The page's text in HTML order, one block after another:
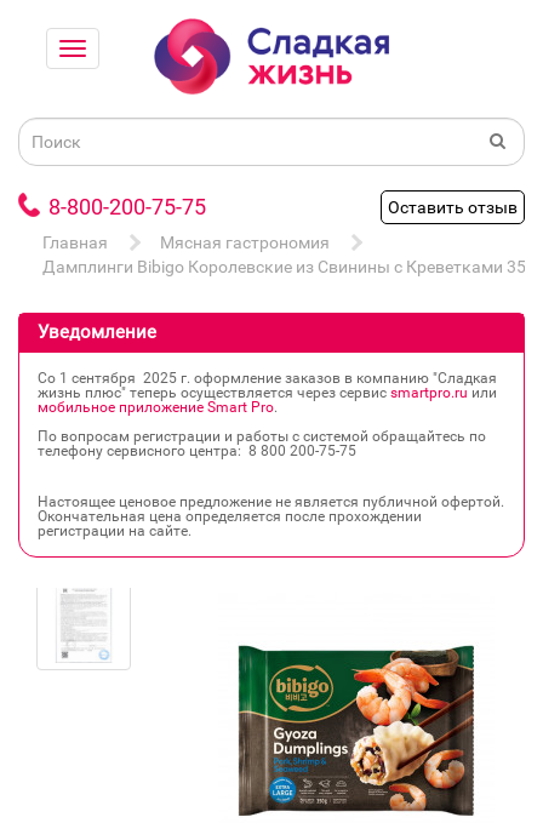
8-800-200-75-75
Оставить отзыв
Главная
Мясная гастрономия
Дамплинги Bibigo Королевские из Свинины с Креветками 350г
Уведомление
Со 1 сентября 2025 г. оформление заказов в компанию "Сладкая
жизнь плюс" теперь осуществляется через сервис smartpro.ru или
мобильное приложение Smart Pro.
По вопросам регистрации и работы с системой обращайтесь по
телефону сервисного центра: 8 800 200‐75‐75
Настоящее ценовое предложение не является публичной офертой.
Окончательная цена определяется после прохождении
регистрации на сайте.